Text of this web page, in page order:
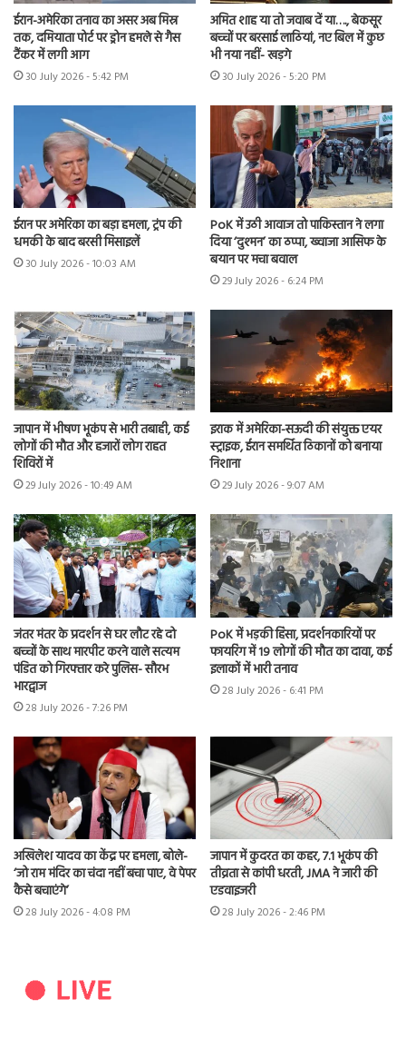
ईरान-अमेरिका तनाव का असर अब मिस्र
तक, दमियाता पोर्ट पर ड्रोन हमले से गैस
टैंकर में लगी आग
30 July 2026 - 5:42 PM
अमित शाह या तो जवाब दें या…., बेकसूर
बच्चों पर बरसाई लाठियां, नए बिल में कुछ
भी नया नहीं- खड़गे
30 July 2026 - 5:20 PM
ईरान पर अमेरिका का बड़ा हमला, ट्रंप की
धमकी के बाद बरसी मिसाइलें
30 July 2026 - 10:03 AM
PoK में उठी आवाज तो पाकिस्तान ने लगा
दिया ‘दुश्मन’ का ठप्पा, ख्वाजा आसिफ के
बयान पर मचा बवाल
29 July 2026 - 6:24 PM
जापान में भीषण भूकंप से भारी तबाही, कई
लोगों की मौत और हजारों लोग राहत
शिविरों में
29 July 2026 - 10:49 AM
इराक में अमेरिका-सऊदी की संयुक्त एयर
स्ट्राइक, ईरान समर्थित ठिकानों को बनाया
निशाना
29 July 2026 - 9:07 AM
जंतर मंतर के प्रदर्शन से घर लौट रहे दो
बच्चों के साथ मारपीट करने वाले सत्यम
पंडित को गिरफ्तार करे पुलिस- सौरभ
भारद्वाज
28 July 2026 - 7:26 PM
PoK में भड़की हिंसा, प्रदर्शनकारियों पर
फायरिंग में 19 लोगों की मौत का दावा, कई
इलाकों में भारी तनाव
28 July 2026 - 6:41 PM
अखिलेश यादव का केंद्र पर हमला, बोले-
‘जो राम मंदिर का चंदा नहीं बचा पाए, वे पेपर
कैसे बचाएंगे’
28 July 2026 - 4:08 PM
जापान में कुदरत का कहर, 7.1 भूकंप की
तीव्रता से कांपी धरती, JMA ने जारी की
एडवाइजरी
28 July 2026 - 2:46 PM